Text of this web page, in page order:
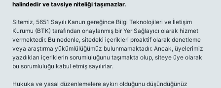
halindedir ve tavsiye niteliği taşımazlar.
Sitemiz, 5651 Sayılı Kanun gereğince Bilgi Teknolojileri ve İletişim
Kurumu (BTK) tarafından onaylanmış bir Yer Sağlayıcı olarak hizmet
vermektedir. Bu nedenle, sitedeki içerikleri proaktif olarak denetleme
veya araştırma yükümlülüğümüz bulunmamaktadır. Ancak, üyelerimiz
yazdıkları içeriklerin sorumluluğunu taşımakta olup, siteye üye olarak
bu sorumluluğu kabul etmiş sayılırlar.
Hukuka ve yasal düzenlemelere aykırı olduğunu düşündüğünüz